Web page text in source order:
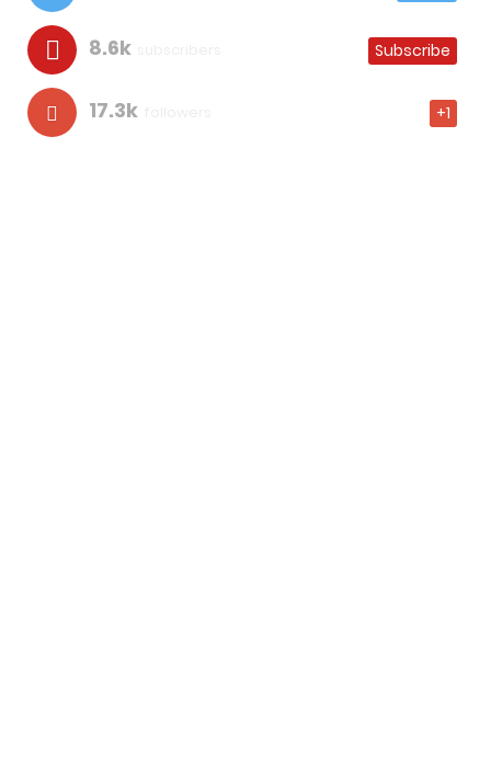
8.6k Subscribe
17.3k +1